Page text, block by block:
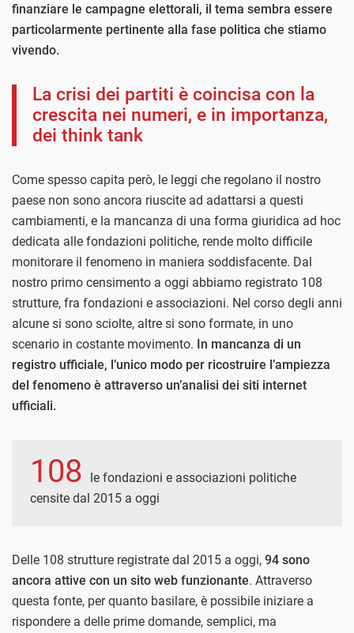
finanziare le campagne elettorali, il tema sembra essere
particolarmente pertinente alla fase politica che stiamo
vivendo.
La crisi dei partiti è coincisa con la
crescita nei numeri, e in importanza,
dei think tank
Come spesso capita però, le leggi che regolano il nostro
paese non sono ancora riuscite ad adattarsi a questi
cambiamenti, e la mancanza di una forma giuridica ad hoc
dedicata alle fondazioni politiche, rende molto difficile
monitorare il fenomeno in maniera soddisfacente. Dal
nostro primo censimento a oggi abbiamo registrato 108
strutture, fra fondazioni e associazioni. Nel corso degli anni
alcune si sono sciolte, altre si sono formate, in uno
scenario in costante movimento. In mancanza di un
registro ufficiale, l’unico modo per ricostruire l’ampiezza
del fenomeno è attraverso un’analisi dei siti internet
ufficiali.
108
le fondazioni e associazioni politiche
censite dal 2015 a oggi
Delle 108 strutture registrate dal 2015 a oggi, 94 sono
ancora attive con un sito web funzionante. Attraverso
questa fonte, per quanto basilare, è possibile iniziare a
rispondere a delle prime domande, semplici, ma